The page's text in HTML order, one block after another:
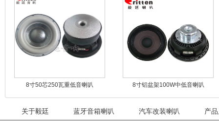
8寸50芯250瓦重低音喇叭 8寸铝盆架100W中低音喇叭
关于毅廷 蓝牙音箱喇叭 汽车改装喇叭 产